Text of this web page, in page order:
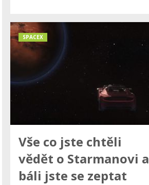
Vše co jste chtěli
vědět o Starmanovi a
báli jste se zeptat
SPACEX